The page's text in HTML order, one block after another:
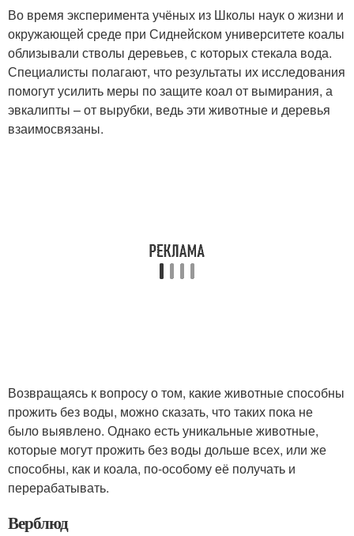
Во время эксперимента учёных из Школы наук о жизни и
окружающей среде при Сиднейском университете коалы
облизывали стволы деревьев, с которых стекала вода.
Специалисты полагают, что результаты их исследования
помогут усилить меры по защите коал от вымирания, а
эвкалипты – от вырубки, ведь эти животные и деревья
взаимосвязаны.
Возвращаясь к вопросу о том, какие животные способны
прожить без воды, можно сказать, что таких пока не
было выявлено. Однако есть уникальные животные,
которые могут прожить без воды дольше всех, или же
способны, как и коала, по-особому её получать и
перерабатывать.
Верблюд